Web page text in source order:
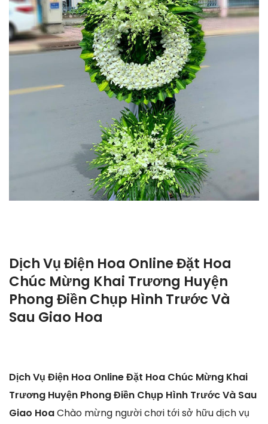
Dịch Vụ Điện Hoa Online Đặt Hoa
Chúc Mừng Khai Trương Huyện
Phong Điền Chụp Hình Trước Và
Sau Giao Hoa
Dịch Vụ Điện Hoa Online Đặt Hoa Chúc Mừng Khai
Trương Huyện Phong Điền Chụp Hình Trước Và Sau
Giao HoaChào mừng người chơi tới sở hữu dịch vụ